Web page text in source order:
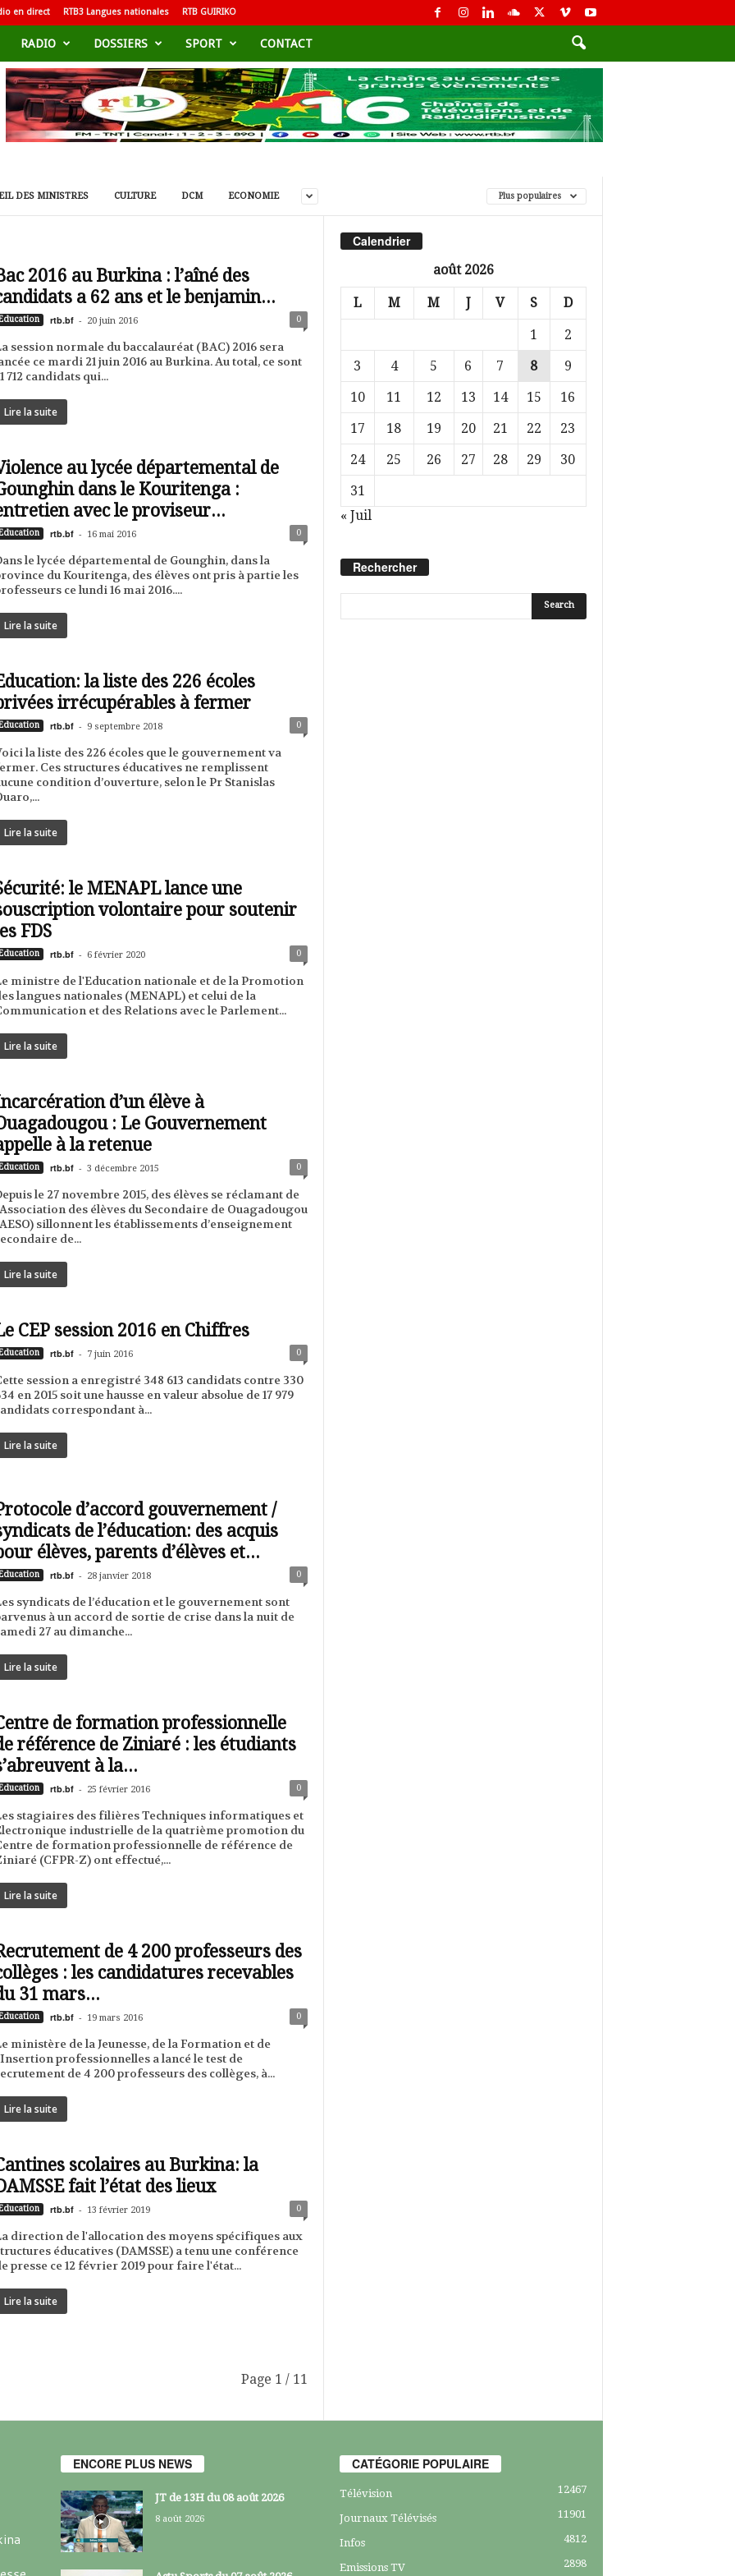
en direct RTB3 Langues nationales RTB GUIRIKO
RADIO DOSSIERS SPORT CONTACT
DES MINISTRES CULTURE DCM ECONOMIE Plus populaires
2016 au Burkina : l’aîné des
a 62 ans et le benjamin...
rtb.bf - 20 juin 2016 0
session normale du baccalauréat (BAC) 2016 sera
ce mardi 21 juin 2016 au Burkina. Au total, ce sont
712 candidats qui...
Lire la suite
au lycée départemental de
dans le Kouritenga :
avec le proviseur...
rtb.bf - 16 mai 2016 0
le lycée départemental de Gounghin, dans la
du Kouritenga, des élèves ont pris à partie les
ce lundi 16 mai 2016....
Lire la suite
la liste des 226 écoles
irrécupérables à fermer
rtb.bf - 9 septembre 2018 0
la liste des 226 écoles que le gouvernement va
Ces structures éducatives ne remplissent
condition d’ouverture, selon le Pr Stanislas
Lire la suite
le MENAPL lance une
volontaire pour soutenir
FDS
rtb.bf - 6 février 2020 0
ministre de l'Education nationale et de la Promotion
langues nationales (MENAPL) et celui de la
et des Relations avec le Parlement...
Lire la suite
d’un élève à
: Le Gouvernement
à la retenue
rtb.bf - 3 décembre 2015 0
le 27 novembre 2015, des élèves se réclamant de
des élèves du Secondaire de Ouagadougou
sillonnent les établissements d’enseignement
de...
Lire la suite
CEP session 2016 en Chiffres
rtb.bf - 7 juin 2016 0
session a enregistré 348 613 candidats contre 330
en 2015 soit une hausse en valeur absolue de 17 979
correspondant à...
Lire la suite
d’accord gouvernement /
de l’éducation: des acquis
élèves, parents d’élèves et...
rtb.bf - 28 janvier 2018 0
syndicats de l’éducation et le gouvernement sont
à un accord de sortie de crise dans la nuit de
27 au dimanche...
Lire la suite
de formation professionnelle
référence de Ziniaré : les étudiants
à la...
rtb.bf - 25 février 2016 0
stagiaires des filières Techniques informatiques et
industrielle de la quatrième promotion du
de formation professionnelle de référence de
(CFPR-Z) ont effectué,...
Lire la suite
de 4 200 professeurs des
: les candidatures recevables
31 mars...
rtb.bf - 19 mars 2016 0
ministère de la Jeunesse, de la Formation et de
professionnelles a lancé le test de
de 4 200 professeurs des collèges, à...
Lire la suite
scolaires au Burkina: la
fait l’état des lieux
rtb.bf - 13 février 2019 0
direction de l'allocation des moyens spécifiques aux
éducatives (DAMSSE) a tenu une conférence
presse ce 12 février 2019 pour faire l'état...
Lire la suite
Page 1 / 11
Calendrier
août 2026
L M M J V S D
1
2
3
4 5 6 7 8
9
10
11 12 13 14 15
16
17
18 19 20 21 22
23
24
25 26 27 28 29
30
31
« Juil
Rechercher
ENCORE PLUS NEWS
JT de 13H du 08 août 2026
8 août 2026
CATÉGORIE POPULAIRE
Télévision 12467
Journaux Télévisés 11901
Infos 4812
Emissions TV 2898